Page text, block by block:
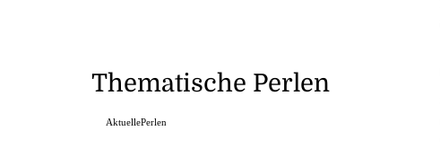
Thematische Perlen
AktuellePerlen